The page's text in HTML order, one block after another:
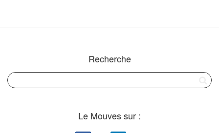
Recherche
Le Mouves sur :